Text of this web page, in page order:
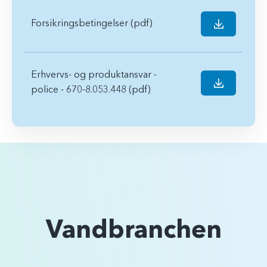
Forsikringsbetingelser (pdf)
Erhvervs- og produktansvar -
police - 670-8.053.448 (pdf)
Vandbranchen